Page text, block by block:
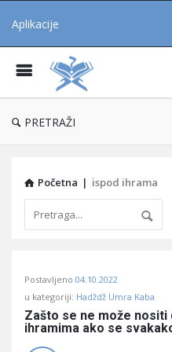
Aplikacije
PRETRAŽI
Početna | ispod ihrama
Učene
Latest
Postavljeno 04.10.2022
u kategoriji: Hadždž Umra Kaba
Zašto se ne može nositi
ihramima ako se